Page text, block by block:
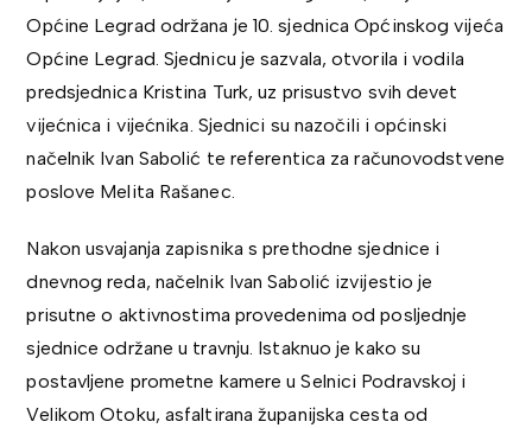
Općine Legrad održana je 10. sjednica Općinskog vijeća
Općine Legrad. Sjednicu je sazvala, otvorila i vodila
predsjednica Kristina Turk, uz prisustvo svih devet
vijećnica i vijećnika. Sjednici su nazočili i općinski
načelnik Ivan Sabolić te referentica za računovodstvene
poslove Melita Rašanec.
Nakon usvajanja zapisnika s prethodne sjednice i
dnevnog reda, načelnik Ivan Sabolić izvijestio je
prisutne o aktivnostima provedenima od posljednje
sjednice održane u travnju. Istaknuo je kako su
postavljene prometne kamere u Selnici Podravskoj i
Velikom Otoku, asfaltirana županijska cesta od